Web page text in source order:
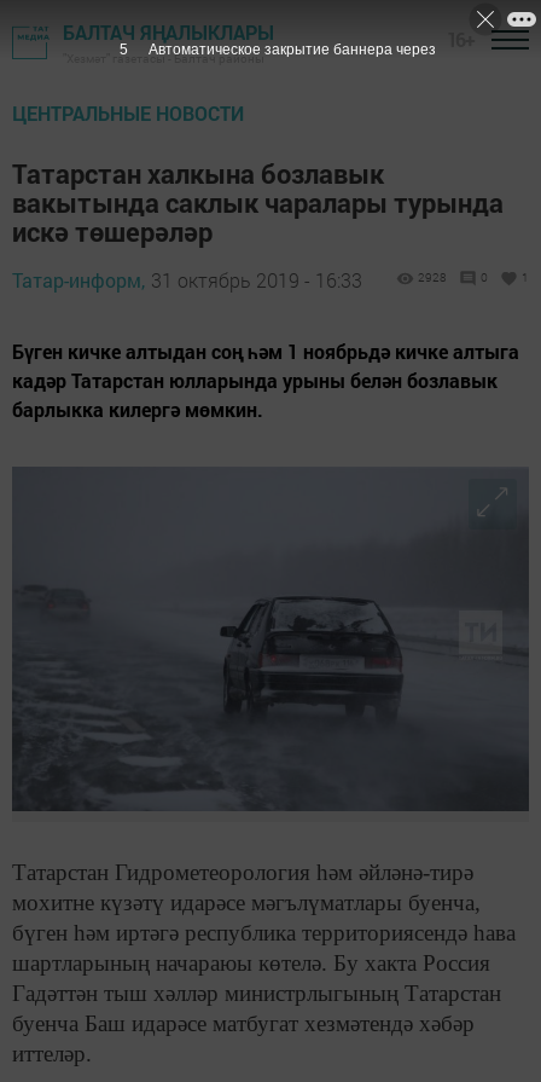
БАЛТАЧ ЯҢАЛЫКЛАРЫ
"Хезмәт" газетасы - Балтач районы
ЦЕНТРАЛЬНЫЕ НОВОСТИ
Татарстан халкына бозлавык
вакытында саклык чаралары турында
искә төшерәләр
Татар-информ, 31 октябрь 2019 - 16:33 2928 0 1
Бүген кичке алтыдан соң һәм 1 ноябрьдә кичке алтыга
кадәр Татарстан юлларында урыны белән бозлавык
барлыкка килергә мөмкин.
Татарстан Гидрометеорология һәм әйләнә-тирә
мохитне күзәтү идарәсе мәгълүматлары буенча,
бүген һәм иртәгә республика территориясендә һава
шартларының начараюы көтелә. Бу хакта Россия
Гадәттән тыш хәлләр министрлыгының Татарстан
буенча Баш идарәсе матбугат хезмәтендә хәбәр
иттеләр.
4 Автоматическое закрытие баннера через